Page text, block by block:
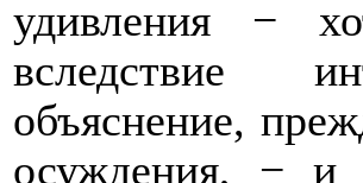
удивления −
вследствие
объяснение,
осуждения, − и